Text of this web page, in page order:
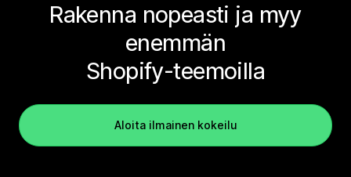
Rakenna nopeasti ja myy
enemmän
Shopify-teemoilla
Aloita ilmainen kokeilu